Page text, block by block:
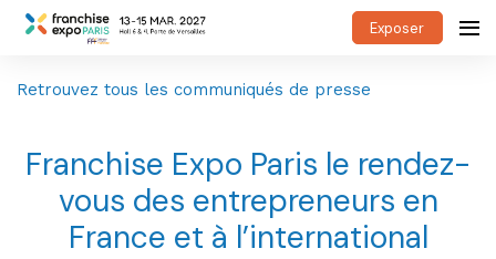
Exposer
Retrouvez tous les communiqués de presse
Franchise Expo Paris le rendez-
vous des entrepreneurs en
France et à l’international